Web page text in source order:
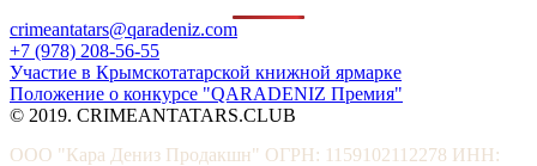
crimeantatars@qaradeniz.com
+7 (978) 208-56-55
Участие в Крымскотатарской книжной ярмарке
Положение о конкурсе "QARADENIZ Премия"
© 2019. CRIMEANTATARS.CLUB
ООО "Кара Дениз Продакшн" ОГРН: 1159102112278 ИНН: